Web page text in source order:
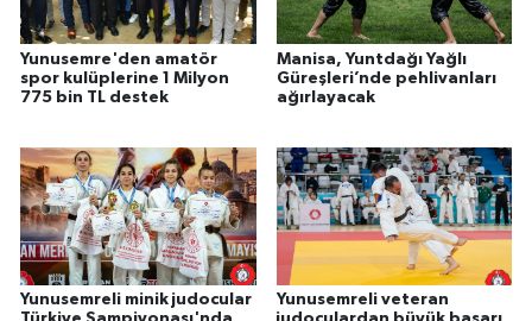
Yunusemre'den amatör
spor kulüplerine 1 Milyon
775 bin TL destek
Manisa, Yuntdağı Yağlı
Güreşleri’nde pehlivanları
ağırlayacak
Yunusemreli minik judocular
Yunusemreli veteran